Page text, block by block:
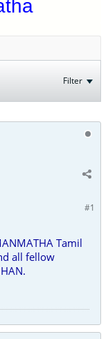
Filter
#1
Tamil
all fellow